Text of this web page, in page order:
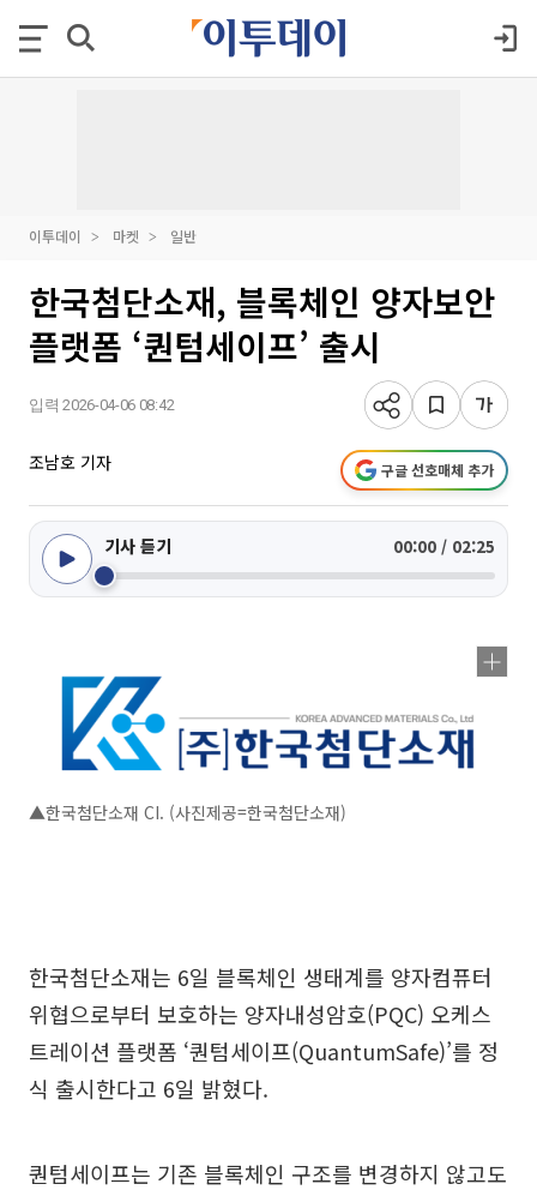
이투데이 마켓 일반
한국첨단소재, 블록체인 양자보안
플랫폼 ‘퀀텀세이프’ 출시
입력 2026-04-06 08:42
조남호 기자 구글 선호매체 추가
기사 듣기 00:00 / 02:25
▲한국첨단소재 CI. (사진제공=한국첨단소재)
한국첨단소재는 6일 블록체인 생태계를 양자컴퓨터
위협으로부터 보호하는 양자내성암호(PQC) 오케스
트레이션 플랫폼 ‘퀀텀세이프(QuantumSafe)’를 정
식 출시한다고 6일 밝혔다.
퀀텀세이프는 기존 블록체인 구조를 변경하지 않고도